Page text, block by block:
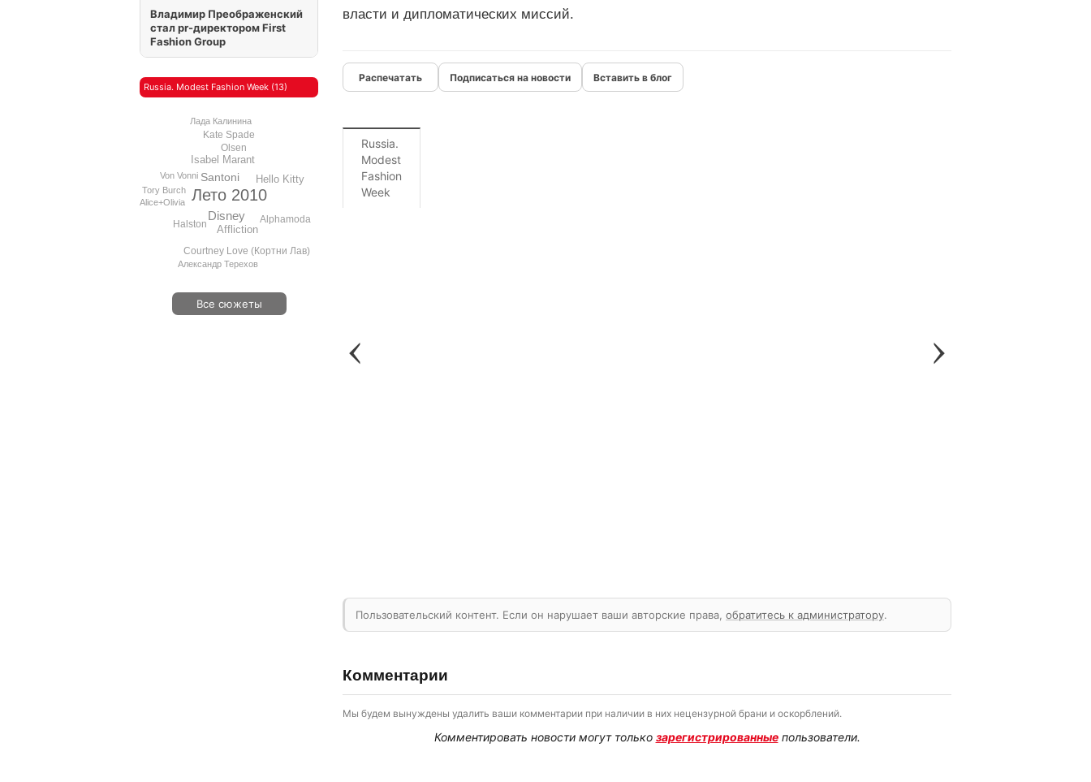
Владимир Преображенский
стал pr-директором First
Fashion Group
Russia. Modest Fashion Week (13)
Лето 2010
Disney
Santoni
Isabel Marant
Affliction
Hello Kitty
Halston
Olsen
Courtney Love (Кортни Лав)
Kate Spade
Alphamoda
Von Vonni
Tory Burch
Александр Терехов
Лада Калинина
Alice+Olivia
Все сюжеты
власти и дипломатических миссий.
Подписаться на новости Вставить в блог
Russia.
Modest
Fashion
Week
Пользовательский контент. Если он нарушает ваши авторские права, обратитесь к администратору.
Комментарии
Мы будем вынуждены удалить ваши комментарии при наличии в них нецензурной брани и оскорблений.
Комментировать новости могут только зарегистрированныепользователи.